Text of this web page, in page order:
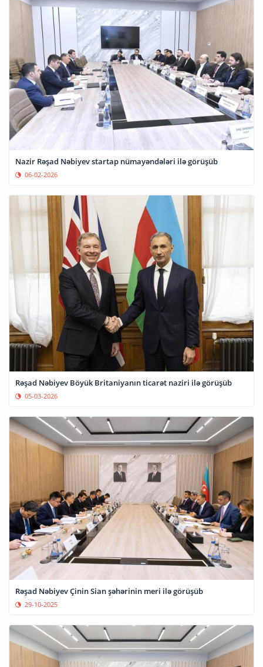
Nazir Rəşad Nəbiyev startap nümayəndələri ilə görüşüb
06-02-2026
Rəşad Nəbiyev Böyük Britaniyanın ticarət naziri ilə görüşüb
05-03-2026
Rəşad Nəbiyev Çinin Sian şəhərinin meri ilə görüşüb
29-10-2025